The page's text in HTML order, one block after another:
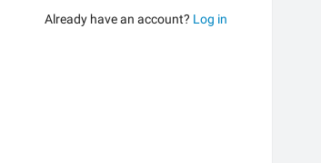
Already have an account? Log in